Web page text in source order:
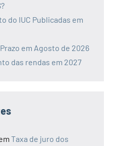
do IUC Publicadas em
em Agosto de 2026
das rendas em 2027
Taxa de juro dos